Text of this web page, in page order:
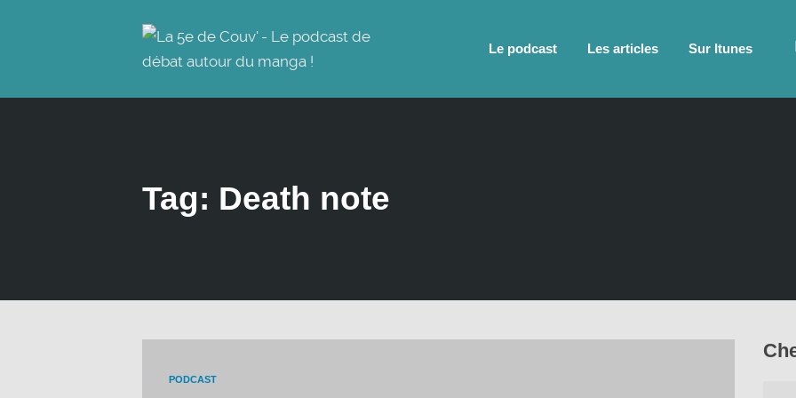
Le podcast Les articles Sur Itunes
Tag: Death note
PODCAST